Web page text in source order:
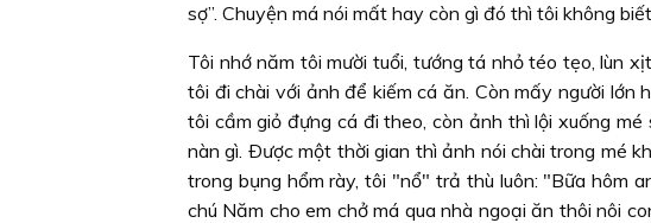
sợ”. Chuyện má nói mất hay còn gì đó thì tôi không
Tôi nhớ năm tôi mười tuổi, tướng tá nhỏ téo tẹo, lùn
tôi đi chài với ảnh để kiếm cá ăn. Còn mấy người lớn
tôi cầm giỏ đựng cá đi theo, còn ảnh thì lội xuống
nàn gì. Ðược một thời gian thì ảnh nói chài trong mé
trong bụng hổm rày, tôi "nổ" trả thù luôn: "Bữa hôm
chú Năm cho em chở má qua nhà ngoại ăn thôi nôi